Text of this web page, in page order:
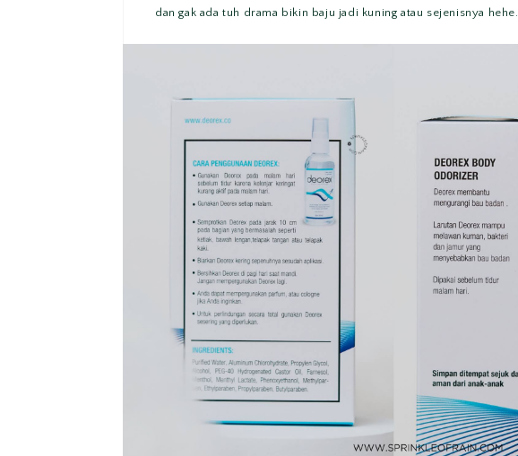
dan gak ada tuh drama bikin baju jadi kuning atau sejenisnya hehe.